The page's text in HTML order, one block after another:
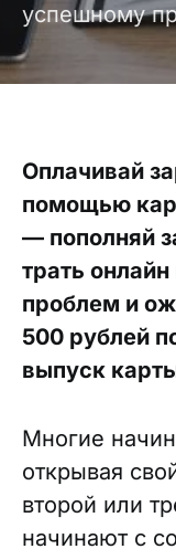
успешному
Оплачивай
помощью
— пополняй
трать
проблем и
500 рублей
выпуск
Многие
открывая
второй или
начинают с